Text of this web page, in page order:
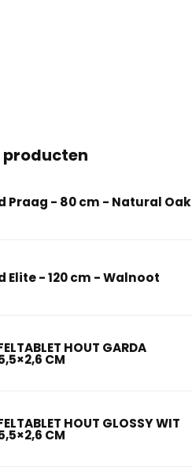
Praag - 80 cm - Natural Oak
Elite - 120 cm - Walnoot
HOUT GARDA
CM
HOUT GLOSSY WIT
CM